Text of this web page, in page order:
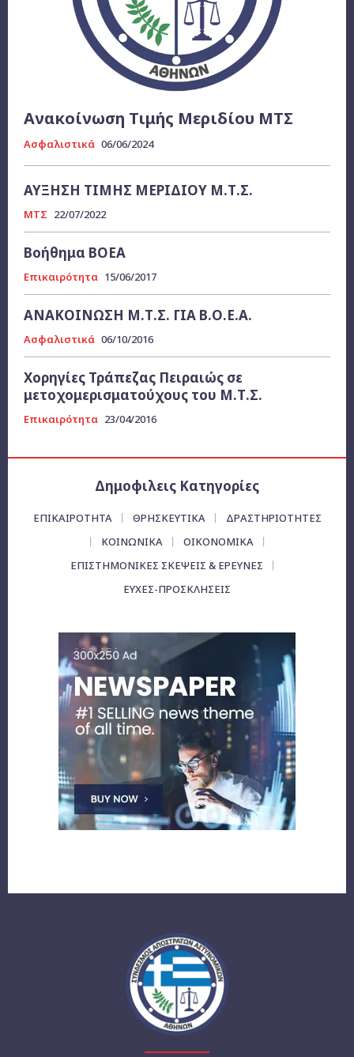
Ανακοίνωση Τιμής Μεριδίου MTΣ
Ασφαλιστικά 06/06/2024
ΑΥΞΗΣΗ ΤΙΜΗΣ ΜΕΡΙΔΙΟΥ Μ.Τ.Σ.
ΜΤΣ 22/07/2022
Βοήθημα ΒΟΕΑ
Επικαιρότητα 15/06/2017
ΑΝΑΚΟΙΝΩΣΗ Μ.Τ.Σ. ΓΙΑ Β.Ο.Ε.Α.
Ασφαλιστικά 06/10/2016
Χορηγίες Τράπεζας Πειραιώς σε
μετοχομερισματούχους του Μ.Τ.Σ.
Επικαιρότητα 23/04/2016
Δημοφιλεις Κατηγορίες
ΕΠΙΚΑΙΡΌΤΗΤΑ ΘΡΗΣΚΕΥΤΙΚΑ
ΔΡΑΣΤΗΡΙΟΤΗΤΕΣ
ΚΟΙΝΩΝΙΚΑ
ΟΙΚΟΝΟΜΙΚΆ
ΕΠΙΣΤΗΜΟΝΙΚΕΣ ΣΚΕΨΕΙΣ & ΕΡΕΥΝΕΣ
ΕΥΧΈΣ-ΠΡΟΣΚΛΉΣΕΙΣ